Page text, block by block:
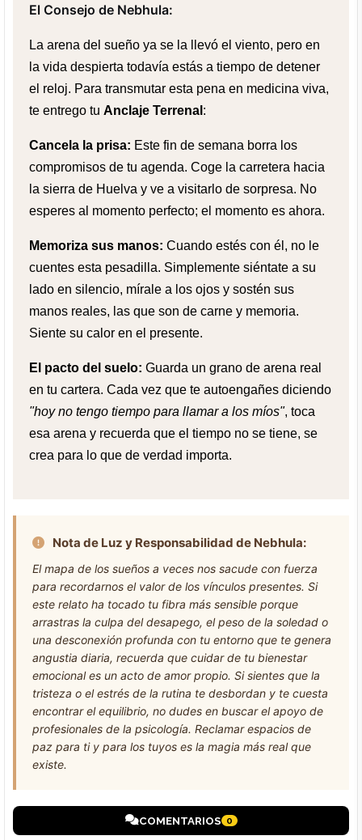
El Consejo de Nebhula:
La arena del sueño ya se la llevó el viento, pero en
la vida despierta todavía estás a tiempo de detener
el reloj. Para transmutar esta pena en medicina viva,
te entrego tu Anclaje Terrenal :
Cancela la prisa: Este fin de semana borra los
compromisos de tu agenda. Coge la carretera hacia
la sierra de Huelva y ve a visitarlo de sorpresa. No
esperes al momento perfecto; el momento es ahora.
Memoriza sus manos: Cuando estés con él, no le
cuentes esta pesadilla. Simplemente siéntate a su
lado en silencio, mírale a los ojos y sostén sus
manos reales, las que son de carne y memoria.
Siente su calor en el presente.
El pacto del suelo: Guarda un grano de arena real
en tu cartera. Cada vez que te autoengañes diciendo
"hoy no tengo tiempo para llamar a los míos", toca
esa arena y recuerda que el tiempo no se tiene, se
crea para lo que de verdad importa.
Nota de Luz y Responsabilidad de Nebhula:
El mapa de los sueños a veces nos sacude con fuerza
para recordarnos el valor de los vínculos presentes. Si
este relato ha tocado tu fibra más sensible porque
arrastras la culpa del desapego, el peso de la soledad o
una desconexión profunda con tu entorno que te genera
angustia diaria, recuerda que cuidar de tu bienestar
emocional es un acto de amor propio. Si sientes que la
tristeza o el estrés de la rutina te desbordan y te cuesta
encontrar el equilibrio, no dudes en buscar el apoyo de
profesionales de la psicología. Reclamar espacios de
paz para ti y para los tuyos es la magia más real que
existe.
COMENTARIOS 0